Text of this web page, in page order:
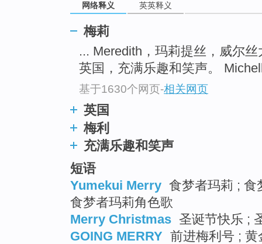
网络释义 英英释义
梅莉
... Meredith，玛莉提丝，威尔
英国，充满乐趣和笑声。
基于1630个网页-相关网页
英国
梅利
充满乐趣和笑声
短语
Yumekui Merry 食梦者玛莉 ; 食
食梦者玛莉角色歌
Merry Christmas 圣诞节快乐 ;
GOING MERRY 前进梅利号 ;